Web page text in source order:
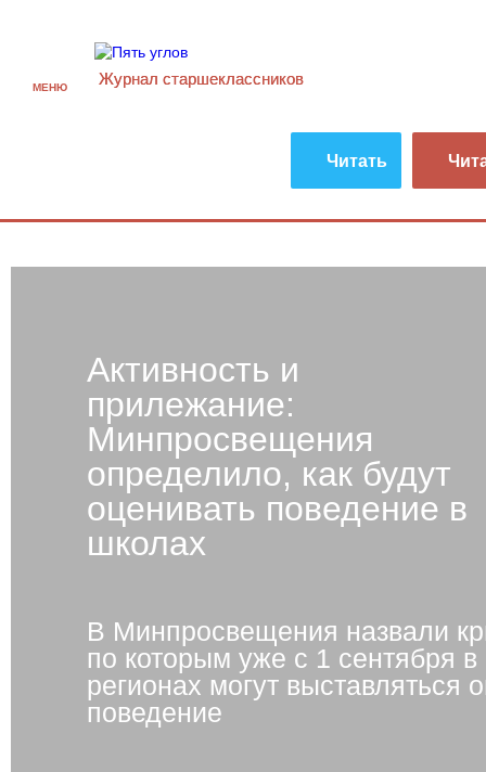
МЕНЮ Журнал старшекласcников
Читать
Активность и
прилежание:
Минпросвещения
определило, как будут
оценивать поведение в
школах
В Минпросвещения назвали
по которым уже с 1 сентября
регионах могут выставляться
поведение